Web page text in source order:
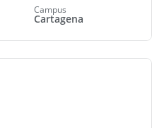
Campus
Cartagena